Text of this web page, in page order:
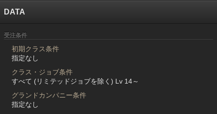
DATA
受注条件
初期クラス条件
指定なし
クラス・ジョブ条件
すべて (リミテッドジョブを除く) Lv 14～
グランドカンパニー条件
指定なし